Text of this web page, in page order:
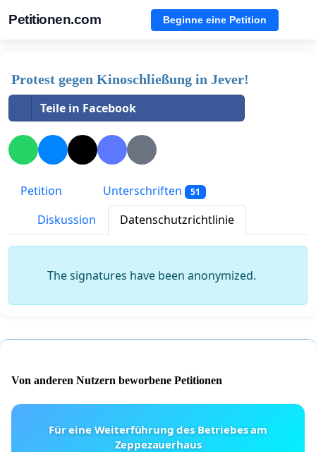
Petitionen.com Beginne eine Petition
Protest gegen Kinoschließung in Jever!
Teile in Facebook
Petition Unterschriften 51
Diskussion Datenschutzrichtlinie
The signatures have been anonymized.
Von anderen Nutzern beworbene Petitionen
Für eine Weiterführung des Betriebes am
Zeppezauerhaus